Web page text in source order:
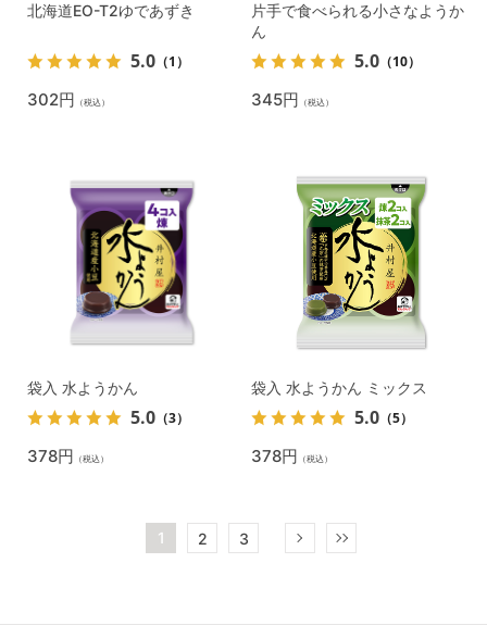
北海道EO-T2ゆであずき
5.0 （1）
302円 （税込）
片手で食べられる小さなようか
ん
5.0 （10）
345円 （税込）
袋入 水ようかん
5.0 （3）
378円 （税込）
袋入 水ようかん ミックス
5.0 （5）
378円 （税込）
1 2 3